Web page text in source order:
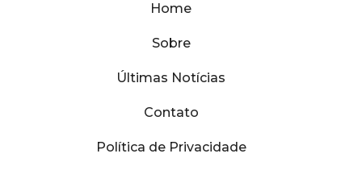
Home
Sobre
Últimas Notícias
Contato
Política de Privacidade